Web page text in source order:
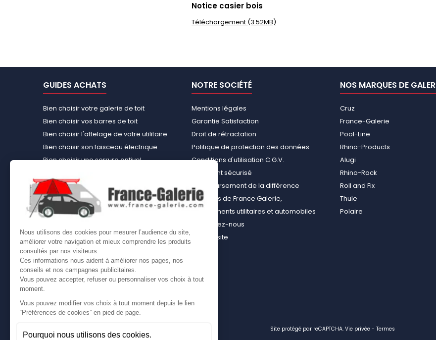
Nous utilisons des cookies pour mesurer l’audience du site,
améliorer votre navigation et mieux comprendre les produits
consultés par nos visiteurs.
Ces informations nous aident à améliorer nos pages, nos
conseils et nos campagnes publicitaires.
Vous pouvez accepter, refuser ou personnaliser vos choix à tout
moment.
Vous pouvez modifier vos choix à tout moment depuis le lien
“Préférences de cookies” en pied de page.
Pourquoi nous utilisons des cookies.
Notice casier bois
Téléchargement (3.52MB)
GUIDES ACHATS
Bien choisir votre galerie de toit
Bien choisir vos barres de toit
Bien choisir l'attelage de votre utilitaire
Bien choisir son faisceau électrique
Bien choisir une serrure antivol
Choisir le kit d’aménagement loisirs
démontable idéal
Bien choisir un kit d’habillage bois ou un
Bien choisir son coffre sur attelage
Comment bien choisir son coffre de toit
NOTRE SOCIÉTÉ
Mentions légales
Garantie Satisfaction
Droit de rétractation
Politique de protection des données
Conditions d'utilisation C.G.V.
Paiement sécurisé
Remboursement de la différence
À propos de France Galerie,
équipements utilitaires et automobiles
Contactez-nous
Plan du site
NOS MARQUES DE
Cruz
France-Galerie
Pool-Line
Rhino-Products
Alugi
Rhino-Rack
Roll and Fix
Thule
Polaire
Site protégé par reCAPTCHA. Vie privée - Termes